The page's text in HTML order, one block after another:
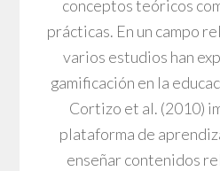
conceptos teóricos
prácticas. En un campo
varios estudios han
gamificación en la
Cortizo et al. (2010)
plataforma de
enseñar contenidos